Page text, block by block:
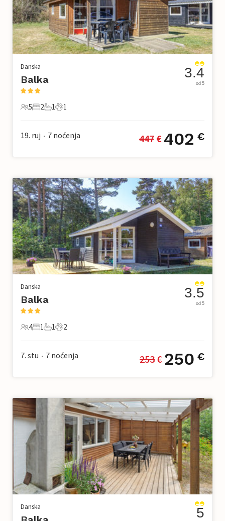
Danska
Balka
5 Gosti
5
2 Spavaće sobe
2
1 Kupaonica
1
1 Kućni ljubimac
1
3.4
od 5
19. ruj • 7 noćenja 447 € 402 €
Danska
Balka
4 Gosti
4
1 Spavaća soba
1
1 Kupaonica
1
2 Kućni ljubimac
2
3.5
od 5
7. stu • 7 noćenja 253 € 250 €
Danska 5